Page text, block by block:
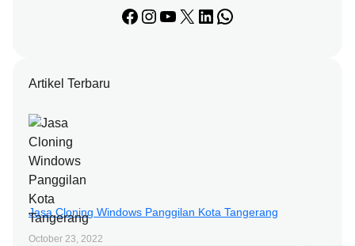
Facebook Instagram YouTube X LinkedIn WhatsApp
Artikel Terbaru
Jasa Cloning Windows Panggilan Kota Tangerang
October 23, 2022